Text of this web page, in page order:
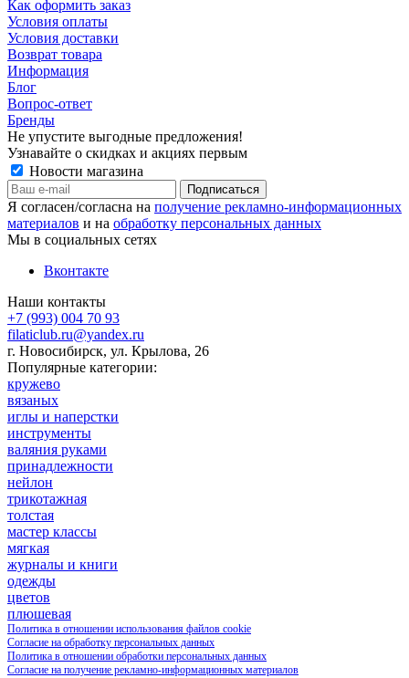
Как оформить заказ
Условия оплаты
Условия доставки
Возврат товара
Информация
Блог
Вопрос-ответ
Бренды
Не упустите выгодные предложения!
Узнавайте о скидках и акциях первым
Новости магазина
Я согласен/согласна на получение рекламно-информационных
материалов и на обработку персональных данных
Мы в социальных сетях
Вконтакте
Наши контакты
+7 (993) 004 70 93
filaticlub.ru@yandex.ru
г. Новосибирск, ул. Крылова, 26
Популярные категории:
кружево
вязаных
иглы и наперстки
инструменты
валяния руками
принадлежности
нейлон
трикотажная
толстая
мастер классы
мягкая
журналы и книги
одежды
цветов
плюшевая
Политика в отношении использования файлов cookie
Согласие на обработку персональных данных
Политика в отношении обработки персональных данных
Согласие на получение рекламно-информационных материалов